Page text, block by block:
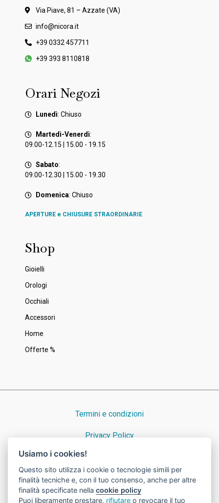
Via Piave, 81 – Azzate (VA)
info@nicora.it
+39 0332 457711
+39 393 8110818
Orari Negozi
Lunedì: Chiuso
Martedì-Venerdì:
09.00-12.15 | 15.00 - 19.15
Sabato:
09.00-12.30 | 15.00 - 19.30
Domenica: Chiuso
APERTURE e CHIUSURE STRAORDINARIE
Shop
Gioielli
Orologi
Occhiali
Accessori
Home
Offerte %
Termini e condizioni
Privacy Policy
Cookie Policy
Usiamo i cookies!
Questo sito utilizza i cookie o tecnologie simili per
finalità tecniche e, con il tuo consenso, anche per altre
finalità specificate nellacookie policy
Puoi liberamente prestare, rifiutare o revocare il tuo